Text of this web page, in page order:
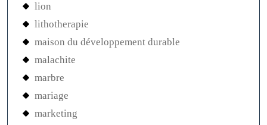
lion
lithotherapie
maison du développement durable
malachite
marbre
mariage
marketing